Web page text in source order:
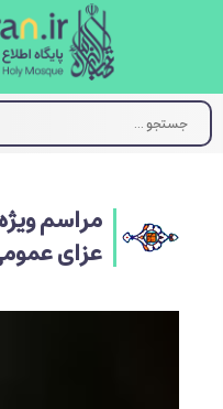
مراسم
عزای